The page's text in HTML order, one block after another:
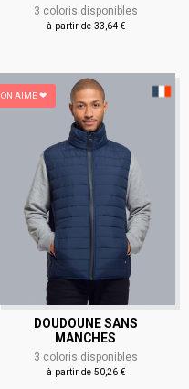
3 coloris disponibles
à partir de 33,64 €
ON AIME ❤
DOUDOUNE SANS
MANCHES
3 coloris disponibles
à partir de 50,26 €